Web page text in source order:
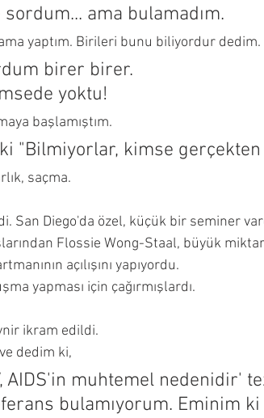
ama bulamadım.
yaptım. Birileri bunu biliyordur dedim.
birer birer.
yoktu!
başlamıştım.
"Bilmiyorlar, kimse
saçma.
San Diego'da özel, küçük bir seminer
Flossie Wong-Staal, büyük
açılışını yapıyordu.
yapması için çağırmışlardı.
ikram edildi.
dedim ki,
AIDS'in muhtemel nedenidir'
bulamıyorum. Eminim ki